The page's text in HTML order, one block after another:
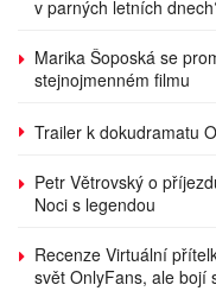
v parných letních
Marika Šoposká se
stejnojmenném filmu
Trailer k dokudramatu
Petr Větrovský o
Noci s legendou
Recenze Virtuální
svět OnlyFans, ale bojí